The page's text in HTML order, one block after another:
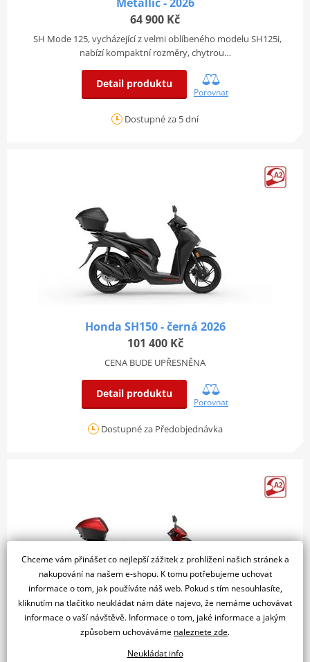
64 900 Kč
SH Mode 125, vycházející z velmi oblíbeného modelu SH125i,
nabízí kompaktní rozměry, chytrou…
Detail produktu
Porovnat
Dostupné za 5 dní
Honda SH150 - černá 2026
101 400 Kč
CENA BUDE UPŘESNĚNA
Detail produktu
Porovnat
Dostupné za Předobjednávka
Honda SH150 - červená 2026
101 400 Kč
Chceme vám přinášet co nejlepší zážitek z prohlížení našich stránek a
nakupování na našem e-shopu. K tomu potřebujeme uchovat
informace o tom, jak používáte náš web. Pokud s tím nesouhlasíte,
kliknutím na tlačítko neukládat nám dáte najevo, že nemáme uchovávat
informace o vaší návštěvě. Informace o tom, jaké informace a jakým
způsobem uchováváme naleznete zde.
Neukládat info